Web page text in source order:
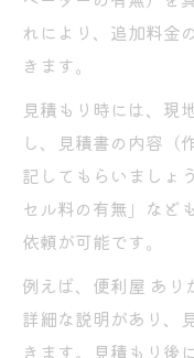
れにより、追加料金
きます。
見積もり時には、現
し、見積書の内容（
記してもらいましょ
セル料の有無」など
依頼が可能です。
例えば、便利屋 あ
詳細な説明があり、
きます。見積もり後